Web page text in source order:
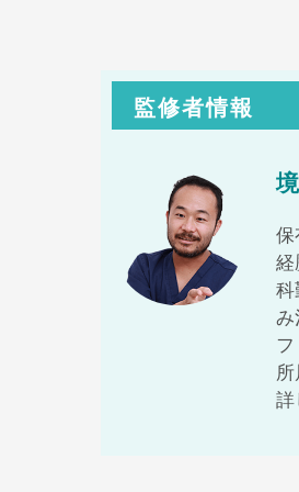
監修者情報
保
経
科
み
フ
詳